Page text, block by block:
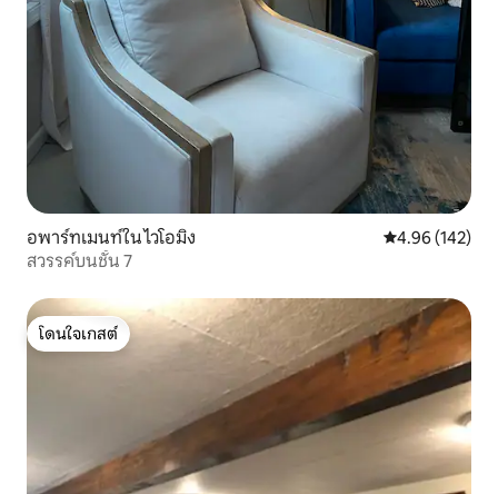
อพาร์ทเมนท์ใน ไวโอมิง คะแนนเฉลี่ย
4.96 (142)
สวรรค์บนชั้น 7
โดนใจเกสต์
โดนใจเกสต์